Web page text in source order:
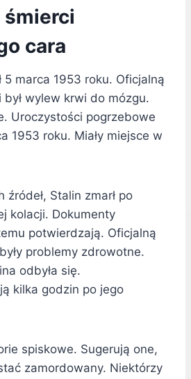
śmierci
cara
5 marca 1953 roku. Oficjalną
był wylew krwi do mózgu.
Uroczystości pogrzebowe
1953 roku. Miały miejsce w
źródeł, Stalin zmarł po
kolacji. Dokumenty
potwierdzają. Oficjalną
problemy zdrowotne.
odbyła się.
kilka godzin po jego
spiskowe. Sugerują one,
zamordowany. Niektórzy